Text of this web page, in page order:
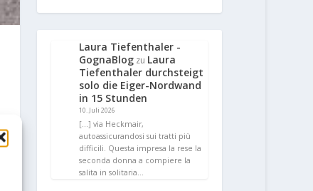
Laura Tiefenthaler -
GognaBlog zu Laura
Tiefenthaler durchsteigt
solo die Eiger-Nordwand
in 15 Stunden
10. Juli 2026
[…] via Heckmair,
autoassicurandosi sui tratti più
difficili. Questa impresa la rese la
seconda donna a compiere la
salita in solitaria…